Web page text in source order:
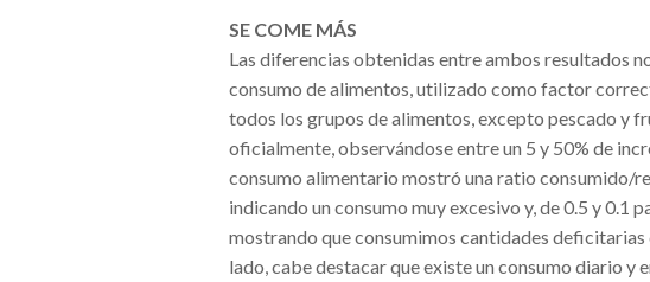
SE COME MÁS
Las diferencias obtenidas entre ambos resultados
consumo de alimentos, utilizado como factor
todos los grupos de alimentos, excepto pescado y
oficialmente, observándose entre un 5 y 50% de
consumo alimentario mostró una ratio consumido/
indicando un consumo muy excesivo y, de 0.5 y
mostrando que consumimos cantidades
lado, cabe destacar que existe un consumo diario